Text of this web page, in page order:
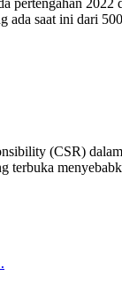
pertengahan
ada saat ini dari
(CSR)
terbuka